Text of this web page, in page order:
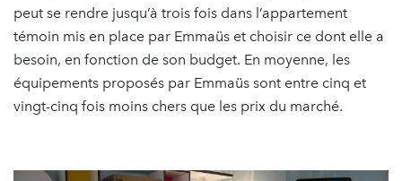
peut se rendre jusqu’à trois fois dans l’appartement
témoin mis en place par Emmaüs et choisir ce dont elle a
besoin, en fonction de son budget. En moyenne, les
équipements proposés par Emmaüs sont entre cinq et
vingt-cinq fois moins chers que les prix du marché.